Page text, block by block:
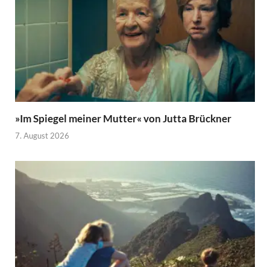
»Im Spiegel meiner Mutter« von Jutta Brückner
7. August 2026